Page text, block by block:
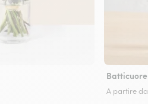
Batticuore
A partire da